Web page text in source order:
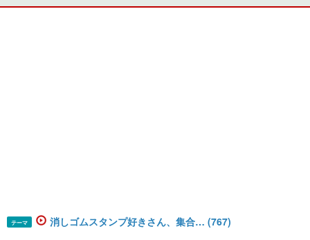
テーマ 消しゴムスタンプ好きさん、集合… (767)